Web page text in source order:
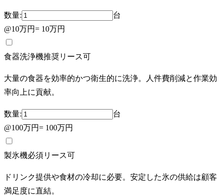
数量:
台
@10万円= 10万円
食器洗浄機推奨リース可
大量の食器を効率的かつ衛生的に洗浄。人件費削減と作業効
率向上に貢献。
数量:
台
@100万円= 100万円
製氷機必須リース可
ドリンク提供や食材の冷却に必要。安定した氷の供給は顧客
満足度に直結。